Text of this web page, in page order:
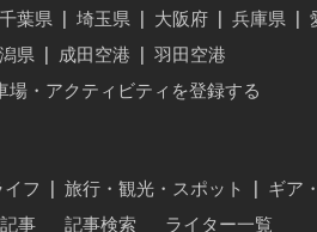
千葉県 埼玉県 大阪府 兵庫県
県 成田空港
羽田空港
場・アクティビティを登録する
イフ 旅行・観光・スポット ギア
事 記事検索 ライター一覧